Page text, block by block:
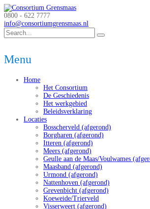
0800 - 622 7777
info@consortiumgrensmaas.nl
Menu
Home
Het Consortium
De Geschiedenis
Het werkgebied
Beleidsverklaring
Locaties
Bosscherveld (afgerond)
Borgharen (afgerond)
Itteren (afgerond)
Meers (afgerond)
Geulle aan de Maas/Voulwames
Maasband (afgerond)
Urmond (afgerond)
Nattenhoven (afgerond)
Grevenbicht (afgerond)
Koeweide/Trierveld
Visserweert (afgerond)